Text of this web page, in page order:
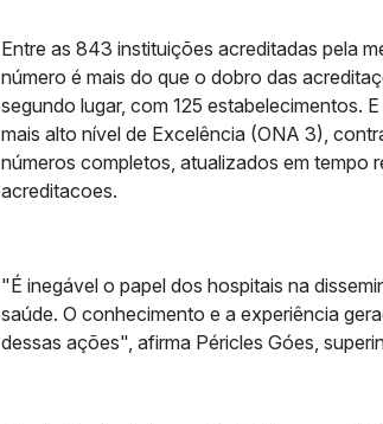
Entre as 843 instituições acreditadas pela
número é mais do que o dobro das
segundo lugar, com 125 estabelecimentos.
mais alto nível de Excelência (ONA 3),
números completos, atualizados em
acreditacoes.
"É inegável o papel dos hospitais na
saúde. O conhecimento e a experiência
dessas ações", afirma Péricles Góes,